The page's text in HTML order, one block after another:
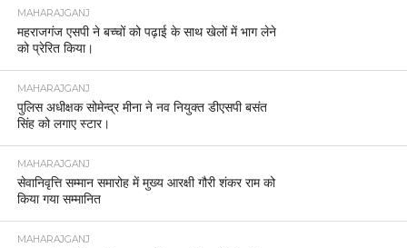
MAHARAJGANJ
महराजगंज एसपी ने बच्चों को पढ़ाई के साथ खेलों में भाग लेने
को प्रेरित किया।
MAHARAJGANJ
पुलिस अधीक्षक सोमेन्द्र मीना ने नव नियुक्त डीएसपी बसंत
सिंह को लगाए स्टार।
MAHARAJGANJ
सेवानिवृत्ति सम्मान समारोह में मुख्य आरक्षी गौरी शंकर राम को
किया गया सम्मानित
MAHARAJGANJ